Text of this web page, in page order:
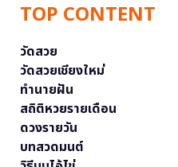
TOP CONTENT
วัดสวย
วัดสวยเชียงใหม่
ทำนายฝัน
สถิติหวยรายเดือน
ดวงรายวัน
บทสวดมนต์